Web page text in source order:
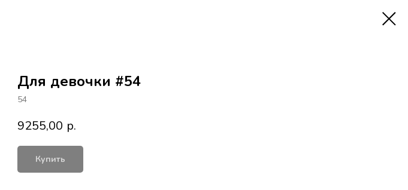
Для девочки #54
54
9255,00 р.
Купить